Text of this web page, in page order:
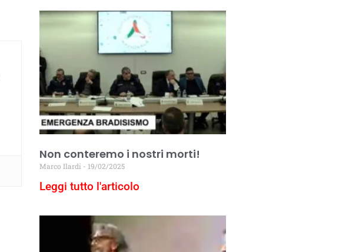
Non conteremo i nostri morti!
Marco Ilardi 19/02/2025
Leggi tutto l'articolo